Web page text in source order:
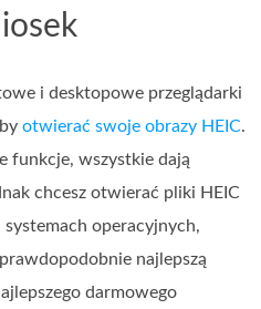
i desktopowe przeglądarki
otwierać swoje obrazy HEIC.
funkcje, wszystkie dają
chcesz otwierać pliki HEIC
operacyjnych,
najlepszą
darmowego